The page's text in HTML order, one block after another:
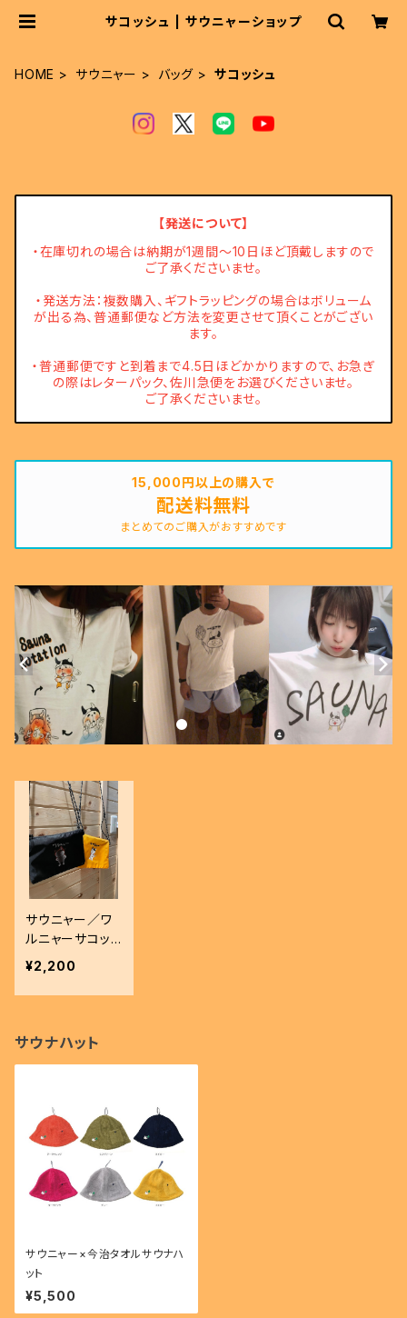
サコッシュ | サウニャーショップ
HOME サウニャー バッグ サコッシュ
【発送について】
・在庫切れの場合は納期が1週間～10日ほど頂戴しますので
ご了承くださいませ。
・発送方法：複数購入、ギフトラッピングの場合はボリューム
が出る為、普通郵便など方法を変更させて頂くことがござい
ます。
・普通郵便ですと到着まで4.5日ほどかかりますので、お急ぎ
の際はレターパック、佐川急便をお選びくださいませ。
ご了承くださいませ。
15,000円以上の購入で
配送料無料
まとめてのご購入がおすすめです
サウニャー／ワ
ルニャーサコッ
シュ
¥2,200
サウナハット
サウニャー×今治タオルサウナハ
ット
¥5,500